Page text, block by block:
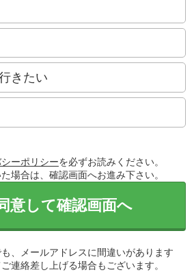
きたい
ーポリシーを必ずお読みください。
場合は、確認画面へお進み下さい。
意して確認画面へ
、メールアドレスに間違いがあります
連絡差し上げる場合もございます。